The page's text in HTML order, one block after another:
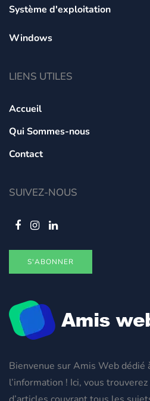
Bienvenue sur Amis Web dédié
l’information ! Ici, vous
Système d'exploitation
Windows
LIENS UTILES
Accueil
Qui Sommes-nous
Contact
SUIVEZ-NOUS
S'ABONNER